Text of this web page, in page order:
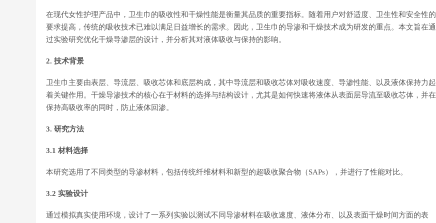
在现代女性护理产品中，卫生巾的吸收性和干燥性能是衡量其品质的重要指标。随着用户对舒适度、卫生性和安全性的
要求提高，传统的吸收技术已难以满足日益增长的需求。因此，卫生巾的导渗和干燥技术成为研发的重点。本文旨在通
过实验研究优化干燥导渗层的设计，并分析其对液体吸收与保持的影响。
2. 技术背景
卫生巾主要由表层、导流层、吸收芯体和底层构成，其中导流层和吸收芯体对吸收速度、导渗性能、以及液体保持力起
着关键作用。干燥导渗技术的核心在于材料的选择与结构设计，尤其是如何快速将液体从表面层导流至吸收芯体，并在
保持高吸收率的同时，防止液体回渗。
3. 研究方法
3.1 材料选择
本研究选用了不同类型的导渗材料，包括传统纤维材料和新型的超吸收聚合物（SAPs），并进行了性能对比。
3.2 实验设计
通过模拟真实使用环境，设计了一系列实验以测试不同导渗材料在吸收速度、液体分布、以及表面干燥时间方面的表